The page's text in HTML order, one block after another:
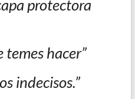
protectora
temes hacer”
indecisos.”